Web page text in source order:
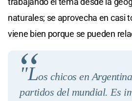
naturales; se aprovecha en casi
viene bien porque se pueden
"Los chicos en
partidos del mundial. Es